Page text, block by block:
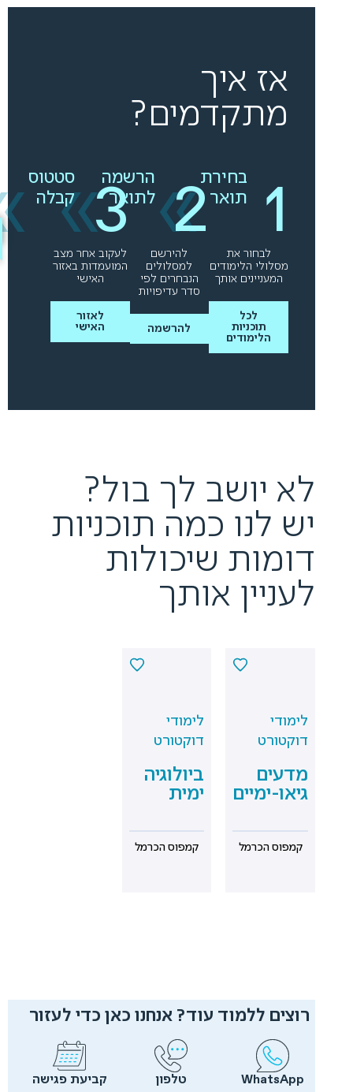
אז איך
מתקדמים?
בחירת
תואר
»
לבחור את
מסלולי הלימודים
המעניינים אותך
הלימודים
הרשמה
לתואר »
למסלולים
הנבחרים לפי
סדר עדיפויות
להרשמה
סטטוס
קבלה »
לעקוב אחר מצב
המועמדות באזור
האישי
לאזור
לא יושב לך בול?
יש לנו כמה תוכניות
דומות שיכולות
לעניין אותך
דוקטורט
מדעים
גיאו-ימיים
קמפוס הכרמל
דוקטורט
ביולוגיה
ימית
קמפוס הכרמל
רוצים ללמוד עוד? אנחנו כאן כדי לעזור
WhatsApp קביעת פגישה